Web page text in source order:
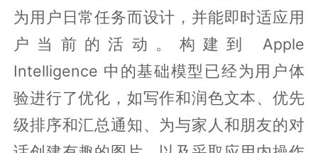
为用户日常任务而设计，并能即时适应用
户当前的活动。构建到 Apple
Intelligence 中的基础模型已经为用户体
验进行了优化，如写作和润色文本、优先
级排序和汇总通知、为与家人和朋友的对